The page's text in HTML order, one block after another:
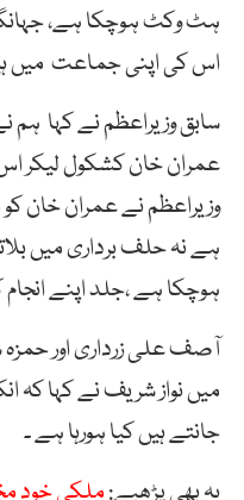
ہٹ وکٹ ہوچکا ہے،
اس کی اپنی جماعت میں
سابق وزیراعظم نے کہا ہم
عمران خان کشکول لیکر
وزیراعظم نے عمران خان کو
ہے نہ حلف برداری میں
ہوچکا ہے ،جلد اپنے انجام
آصف علی زرداری اور حمزہ
میں نواز شریف نے کہا کہ
جانتے ہیں کیا ہورہا ہے ۔
یہ بھی پڑھیے:ملکی خود